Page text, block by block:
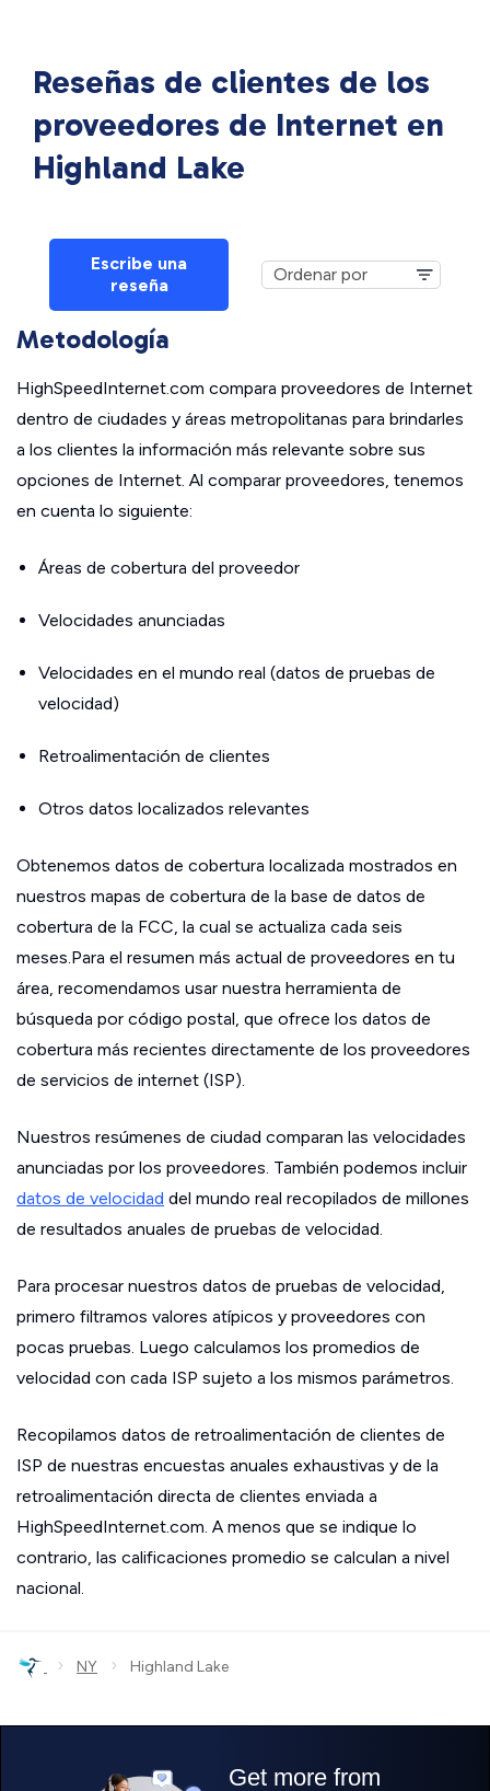
Reseñas de clientes de los
proveedores de Internet en
Highland Lake
Escribe una
reseña
Metodología
HighSpeedInternet.com compara proveedores de Internet
dentro de ciudades y áreas metropolitanas para brindarles
a los clientes la información más relevante sobre sus
opciones de Internet. Al comparar proveedores, tenemos
en cuenta lo siguiente:
Áreas de cobertura del proveedor
Velocidades anunciadas
Velocidades en el mundo real (datos de pruebas de
velocidad)
Retroalimentación de clientes
Otros datos localizados relevantes
Obtenemos datos de cobertura localizada mostrados en
nuestros mapas de cobertura de la base de datos de
cobertura de la FCC, la cual se actualiza cada seis
meses.Para el resumen más actual de proveedores en tu
área, recomendamos usar nuestra herramienta de
búsqueda por código postal, que ofrece los datos de
cobertura más recientes directamente de los proveedores
de servicios de internet (ISP).
Nuestros resúmenes de ciudad comparan las velocidades
anunciadas por los proveedores. También podemos incluir
datos de velocidad del mundo real recopilados de millones
de resultados anuales de pruebas de velocidad.
Para procesar nuestros datos de pruebas de velocidad,
primero filtramos valores atípicos y proveedores con
pocas pruebas. Luego calculamos los promedios de
velocidad con cada ISP sujeto a los mismos parámetros.
Recopilamos datos de retroalimentación de clientes de
ISP de nuestras encuestas anuales exhaustivas y de la
retroalimentación directa de clientes enviada a
HighSpeedInternet.com. A menos que se indique lo
contrario, las calificaciones promedio se calculan a nivel
nacional.
› NY › Highland Lake